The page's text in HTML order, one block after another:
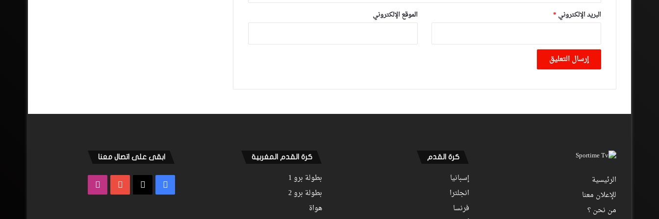
التي تتضمن رسالة لوهبي
البريد الإلكتروني * الموقع الإلكتروني
الرئيسية
للإعلان معنا
من نحن ؟
كرة القدم
إسبانيا
انجلترا
فرنسا
كرة القدم المغربية
بطولة برو 1
بطولة برو 2
هواة
ابقى على اتصال معنا
فيسبوك ‫YouTube